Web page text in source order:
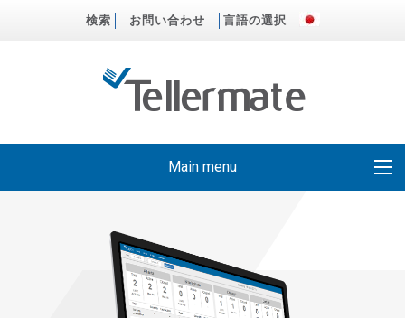
検索 お問い合わせ 言語の選択
Main menu